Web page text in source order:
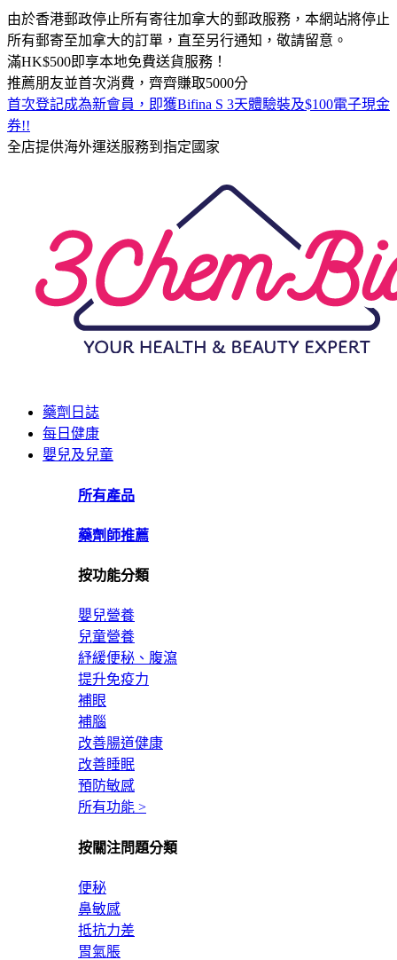
由於香港郵政停止所有寄往加拿大的郵政服務，本網站將停止
所有郵寄至加拿大的訂單，直至另行通知，敬請留意。
滿HK$500即享本地免費送貨服務！
推薦朋友並首次消費，齊齊賺取5000分
首次登記成為新會員，即獲Bifina S 3天體驗裝及$100電子現金
券!!
全店提供海外運送服務到指定國家
藥劑日誌
每日健康
嬰兒及兒童
所有產品
藥劑師推薦
按功能分類
嬰兒營養
兒童營養
紓緩便秘、腹瀉
提升免疫力
補眼
補腦
改善腸道健康
改善睡眠
預防敏感
所有功能 >
按關注問題分類
便秘
鼻敏感
抵抗力差
胃氣脹